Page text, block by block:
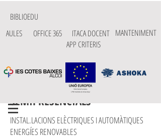
BIBLIOEDU
AULES
OFFICE 365 ITACA DOCENT MANTENIMENT
APP CRITERIS
PRESENTACIONS CICLES
SEMIPRESENCIALS
INSTAL.LACIONS ELÈCTRIQUES I AUTOMÀTIQUES
ENERGÍES RENOVABLES